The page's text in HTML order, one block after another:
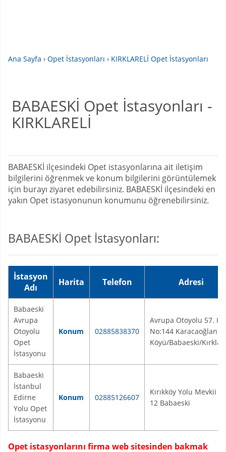
Ana Sayfa › Opet İstasyonları › KIRKLARELİ Opet İstasyonları
BABAESKİ Opet İstasyonları -
KIRKLARELİ
BABAESKİ ilçesindeki Opet istasyonlarına ait iletişim
bilgilerini öğrenmek ve konum bilgilerini görüntülemek
için burayı ziyaret edebilirsiniz. BABAESKİ ilçesindeki en
yakın Opet istasyonunun konumunu öğrenebilirsiniz.
BABAESKİ Opet İstasyonları:
İstasyon
Adı
Harita Telefon Adresi
Babaeski
Avrupa
Otoyolu
Opet
İstasyonu
Konum 02885838370
Avrupa Otoyolu 57.
No:144 Karacaoğlan
Köyü/Babaeski/
Babaeski
İstanbul
Edirne
Yolu Opet
İstasyonu
Konum 02885126607
Kırıkköy Yolu Mevkii
12 Babaeski
Opet istasyonlarını firma web sitesinden bakmak